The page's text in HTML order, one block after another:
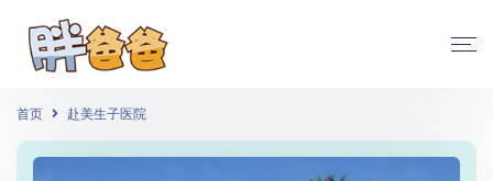
首页 赴美生子医院